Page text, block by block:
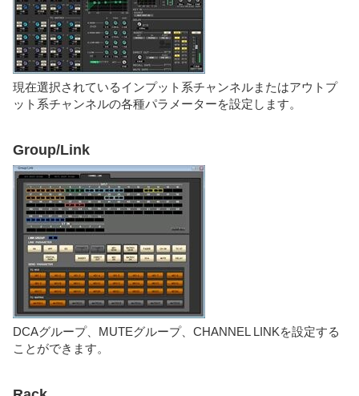
現在選択されているインプット系チャンネルまたはアウトプ
ット系チャンネルの各種パラメーターを設定します。
Group/Link
DCAグループ、MUTEグループ、CHANNEL LINKを設定する
ことができます。